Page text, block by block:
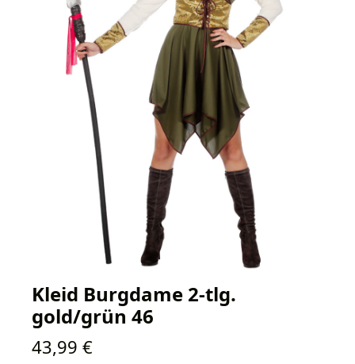
Kleid Burgdame 2-tlg.
gold/grün 46
Regulärer Preis:
43,99 €